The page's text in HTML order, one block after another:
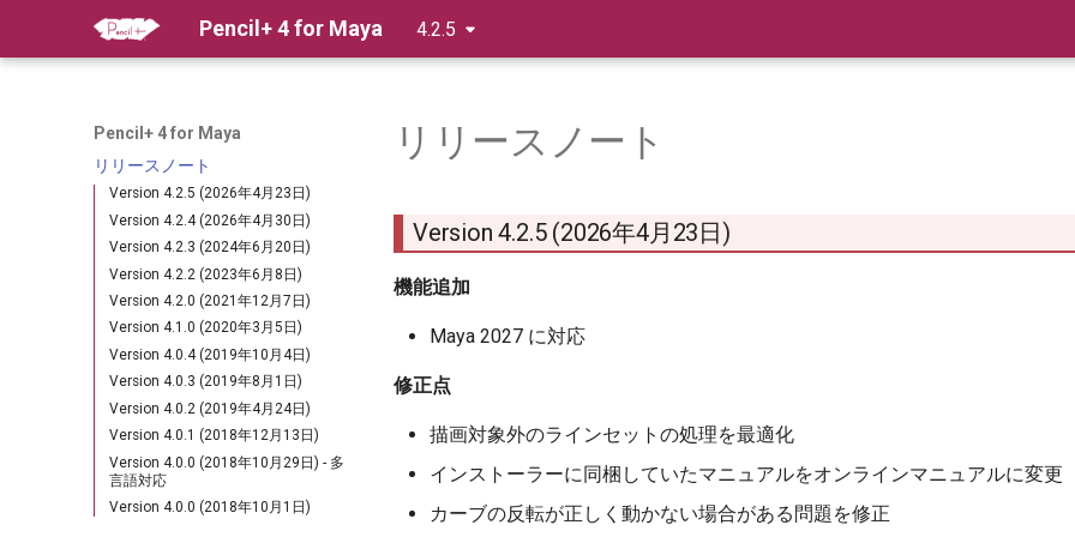
Pencil+ 4 for Maya 4.2.5
Pencil+ 4 for Maya
リリースノート
Version 4.2.5 (2026年4月23日)
Version 4.2.4 (2026年4月30日)
Version 4.2.3 (2024年6月20日)
Version 4.2.2 (2023年6月8日)
Version 4.2.0 (2021年12月7日)
Version 4.1.0 (2020年3月5日)
Version 4.0.4 (2019年10月4日)
Version 4.0.3 (2019年8月1日)
Version 4.0.2 (2019年4月24日)
Version 4.0.1 (2018年12月13日)
Version 4.0.0 (2018年10月29日) - 多
言語対応
Version 4.0.0 (2018年10月1日)
リリースノート
Version 4.2.5 (2026年4月23日)
機能追加
Maya 2027 に対応
修正点
描画対象外のラインセットの処理を最適化
インストーラーに同梱していたマニュアルをオンラインマニュアルに変更
カーブの反転が正しく動かない場合がある問題を修正